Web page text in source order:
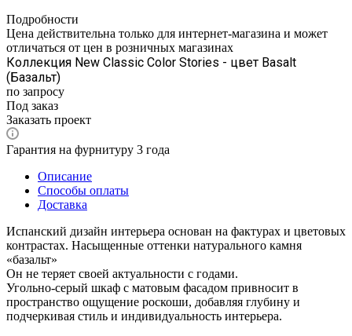
Подробности
Цена действительна только для интернет-магазина и может
отличаться от цен в розничных магазинах
Коллекция New Classic Color Stories - цвет Basalt
(Базальт)
по запросу
Под заказ
Заказать проект
Гарантия на фурнитуру 3 года
Описание
Способы оплаты
Доставка
Испанский дизайн интерьера основан на фактурах и цветовых
контрастах. Насыщенные оттенки натурального камня
«базальт»
Он не теряет своей актуальности с годами.
Угольно-серый шкаф с матовым фасадом привносит в
пространство ощущение роскоши, добавляя глубину и
подчеркивая стиль и индивидуальность интерьера.